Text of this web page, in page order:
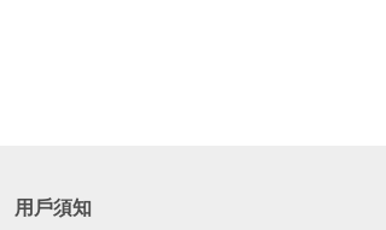
用戶須知